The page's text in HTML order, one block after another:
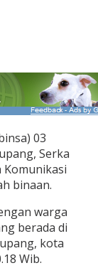
03
Serka
Komunikasi
binaan.
warga
berada di
kota
Wib.